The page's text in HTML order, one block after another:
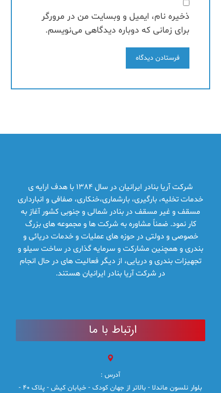
ذخیره نام، ایمیل و وبسایت من در مرورگر
برای زمانی که دوباره دیدگاهی می‌نویسم.
فرستادن دیدگاه
شرکت آریا بنادر ایرانیان در سال 1384 با هدف ارایه ­ی
خدمات تخلیه، بارگیری، بارشماری،خنکاری، صفافی و انبارداری
مسقف و غیر مسقف در بنادر شمالی و جنوبی کشور آغاز به
کار نمود. ضمناً مشاوره به شرکت ها و مجموعه­ های بزرگ
خصوصی و دولتی در حوزه­ های عملیات و خدمات دریائی و
بندری و همچنین مشارکت و سرمایه ­گذاری در ساخت سیلو و
تجهیزات بندری و دریایی، از دیگر فعالیت­ های در حال انجام
در شرکت آریا بنادر ایرانیان هستند.
ارتباط با ما
آدرس :
بلوار نلسون ماندلا - بالاتر از جهان کودک - خیابان کیش - پلاک 40 -